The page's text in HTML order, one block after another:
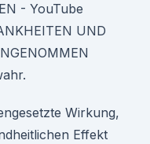
- YouTube
UND
Wirkung,
Effekt